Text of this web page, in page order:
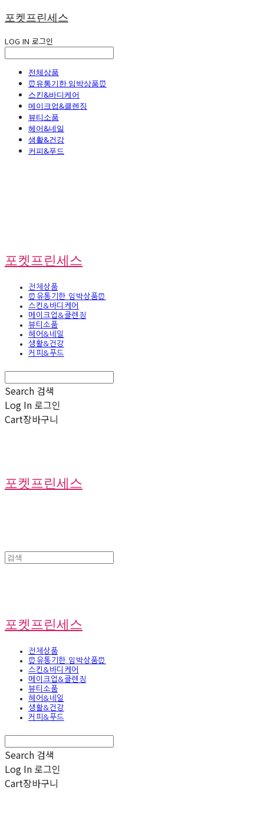
포켓프린세스
LOG IN 로그인
전체상품
⏰유통기한 임박상품⏰
스킨&바디케어
메이크업&클렌징
뷰티소품
헤어&네일
생활&건강
커피&푸드
포켓프린세스
전체상품
⏰유통기한 임박상품⏰
스킨&바디케어
메이크업&클렌징
뷰티소품
헤어&네일
생활&건강
커피&푸드
Search 검색
Log In 로그인
Cart장바구니
포켓프린세스
포켓프린세스
전체상품
⏰유통기한 임박상품⏰
스킨&바디케어
메이크업&클렌징
뷰티소품
헤어&네일
생활&건강
커피&푸드
Search 검색
Log In 로그인
Cart장바구니